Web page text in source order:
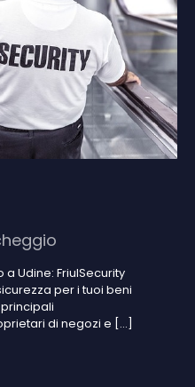
Udine: FriulSecurity
per i tuoi beni
di negozi e […]